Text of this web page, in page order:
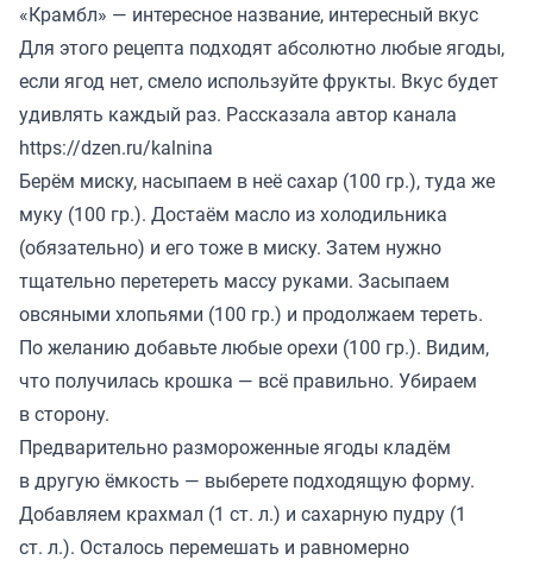
«Крамбл» — интересное название, интересный вкус
Для этого рецепта подходят абсолютно любые ягоды,
если ягод нет, смело используйте фрукты. Вкус будет
удивлять каждый раз. Рассказала автор канала
https://dzen.ru/kalnina
Берём миску, насыпаем в неё сахар (100 гр.), туда же
муку (100 гр.). Достаём масло из холодильника
(обязательно) и его тоже в миску. Затем нужно
тщательно перетереть массу руками. Засыпаем
овсяными хлопьями (100 гр.) и продолжаем тереть.
По желанию добавьте любые орехи (100 гр.). Видим,
что получилась крошка — всё правильно. Убираем
в сторону.
Предварительно размороженные ягоды кладём
в другую ёмкость — выберете подходящую форму.
Добавляем крахмал (1 ст. л.) и сахарную пудру (1
ст. л.). Осталось перемешать и равномерно